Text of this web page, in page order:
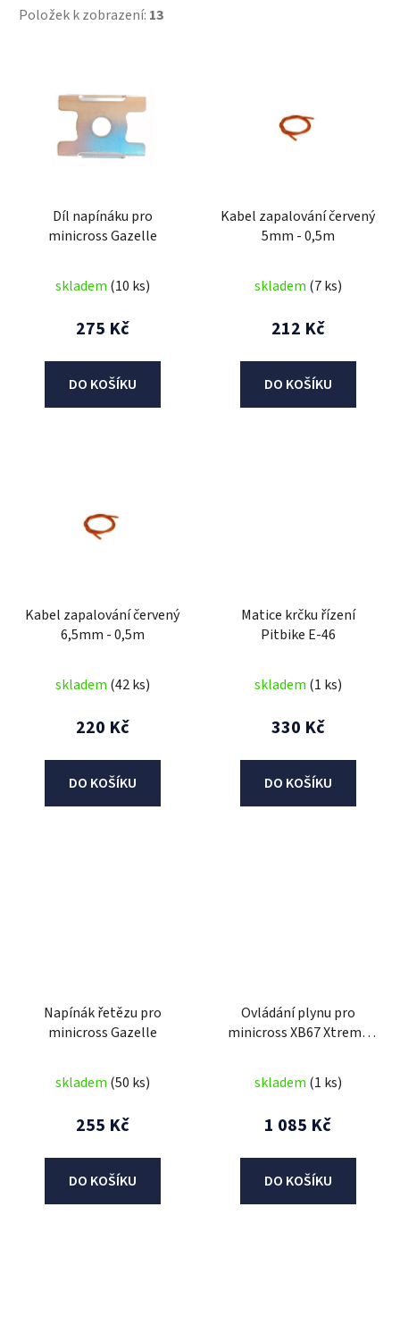
Položek k zobrazení: 13
Díl napínáku pro
minicross Gazelle
skladem (10 ks)
275 Kč
DO KOŠÍKU
Kabel zapalování červený
5mm - 0,5m
skladem (7 ks)
212 Kč
DO KOŠÍKU
Kabel zapalování červený
6,5mm - 0,5m
skladem (42 ks)
220 Kč
DO KOŠÍKU
Matice krčku řízení
Pitbike E-46
skladem (1 ks)
330 Kč
DO KOŠÍKU
Napínák řetězu pro
minicross Gazelle
skladem (50 ks)
255 Kč
DO KOŠÍKU
Ovládání plynu pro
minicross XB67 Xtreme
skladem (1 ks)
1 085 Kč
DO KOŠÍKU